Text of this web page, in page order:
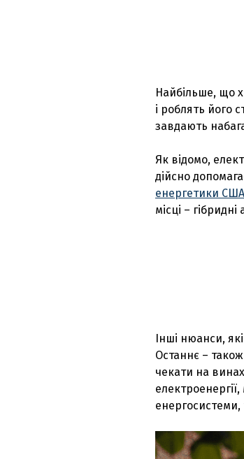
Найбільше, що
і роблять його
завдають
Як відомо,
дійсно
енергетики США
місці –
Інші нюанси,
Останнє –
чекати на